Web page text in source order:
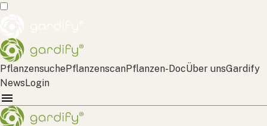
PflanzensuchePflanzenscanPflanzen-DocÜber unsGardify
NewsLogin